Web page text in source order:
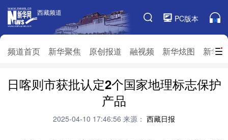
西藏频道
PC版本
频道首页 新华聚焦 原创报道 融视频 新华炫图 新华
西藏频道
频道栏目
频道首页 新华聚焦 原创报道
融视频
新华云直播
生态西藏 文化旅游
日喀则市获批认定2个国家地理标志保护
产品
2025-04-10 17:46:56 来源： 西藏日报